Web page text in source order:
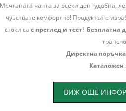
Мечтаната чанта за всеки ден -удобна,
чувствате комфортно! Продуктът е
стоки са с преглед и тест! Безплатна
Директна
Каталожен
ВИЖ ОЩЕ